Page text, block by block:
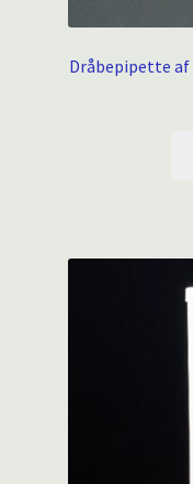
Dråbepipette af